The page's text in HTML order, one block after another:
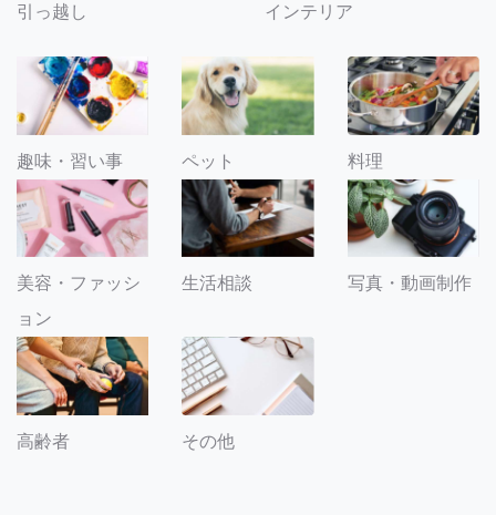
引っ越し インテリア
趣味・習い事 ペット 料理
美容・ファッシ
ョン
生活相談 写真・動画制作
高齢者 その他